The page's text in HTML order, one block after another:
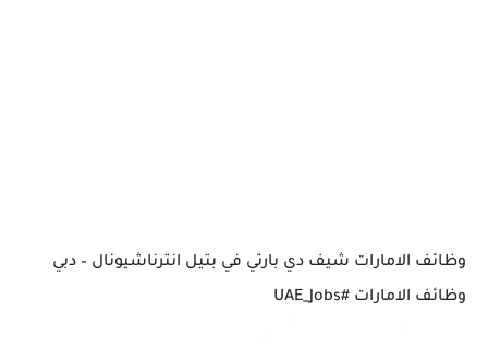
وظائف الامارات شيف دي بارتي في بتيل انترناشيونال – دبي
وظائف الامارات #UAE_Jobs